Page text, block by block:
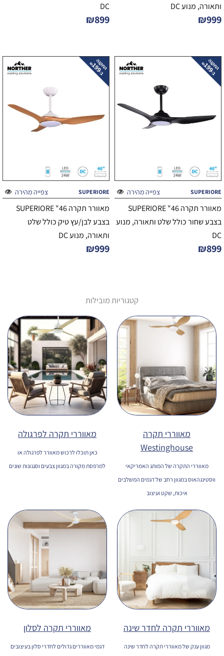
ותאורה, מנוע DC
₪999
DC
₪899
צפייה מהירה SUPERIORE
מאוורר תקרה 46" SUPERIORE
בצבע שחור כולל שלט ותאורה, מנוע
DC
₪899
צפייה מהירה SUPERIORE
מאוורר תקרה 46" SUPERIORE
בצבע לבן/עץ טיק כולל שלט
ותאורה, מנוע DC
₪999
קטגוריות מובילות
מאווררי תקרה
Westinghouse
מאווררי התקרה של המותג האמריקאי
ווסטינגהאוס במגוון רחב של דגמים המשלבים
איכות, שקט ועיצוב
מאווררי תקרה לפרגולה
כאן תוכלו לרכוש מאוורר לפרגולה או
למרפסת מקורה במגוון צבעים וסגנונות שונים
מאווררי תקרה לחדר שינה
מגוון ענק של מאווררי תקרה לחדר שינה
מאווררי תקרה לסלון
דגמי מאווררים גדולים לחדרי סלון בעיצובים